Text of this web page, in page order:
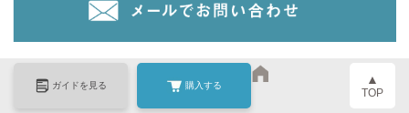
ガイドを見る 購入する ▲
TOP